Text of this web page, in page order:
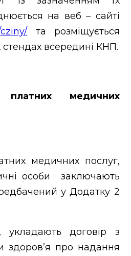
на веб – сайті
та розміщується
всередині КНП.
платних медичних
медичних послуг,
особи заключають
у Додатку 2
укладають договір з
здоров’я про надання